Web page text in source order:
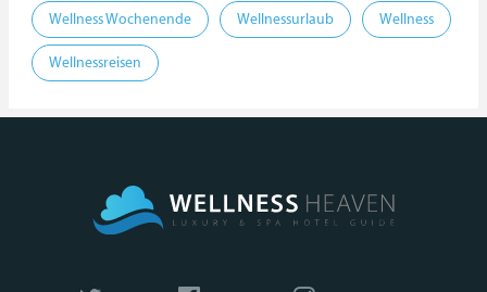
Wellness Wochenende Wellnessurlaub Wellness
Wellnessreisen